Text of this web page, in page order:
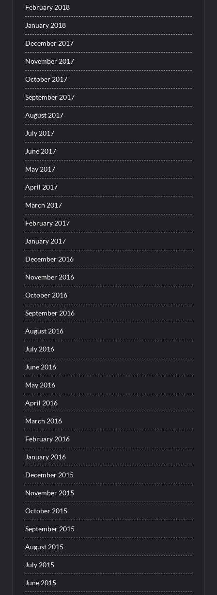
February 2018
January 2018
December 2017
November 2017
October 2017
September 2017
August 2017
July 2017
June 2017
May 2017
April 2017
March 2017
February 2017
January 2017
December 2016
November 2016
October 2016
September 2016
August 2016
July 2016
June 2016
May 2016
April 2016
March 2016
February 2016
January 2016
December 2015
November 2015
October 2015
September 2015
August 2015
July 2015
June 2015